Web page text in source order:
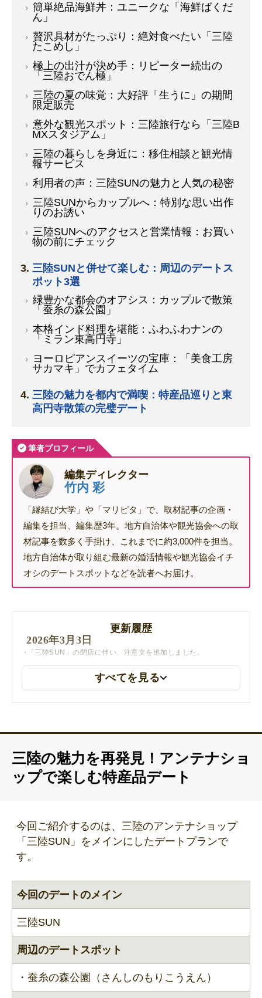
簡単絶品海鮮丼：ユニークな「海鮮ばくだ
ん」
贅沢具材がたっぷり：絶対食べたい「三陸
たこめし」
極上の出汁が決め手：リピーター続出の
「三陸おでん極」
三陸の夏の味覚：大好評「生うに」の期間
限定販売
意外な観光スポット：三陸旅行なら「三陸B
MXスタジアム」
三陸の暮らしを身近に：移住相談と観光情
報サービス
利用者の声：三陸SUNの魅力と人気の秘密
三陸SUNからカップルへ：特別な思い出作
りのお誘い
三陸SUNへのアクセスと営業情報：お買い
物の前にチェック
三陸SUNと併せて楽しむ：周辺のデートス
ポット3選
緑豊かな都会のオアシス：カップルで散策
「蚕糸の森公園」
本格インド料理を堪能：ふわふわナンの
「ミラン東高円寺」
ヨーロピアンスイーツの宝庫：「美食工房
サカマキ」でカフェタイム
三陸の魅力を都内で満喫：特産品巡りと東
高円寺散策の完璧デート
筆者プロフィール
編集ディレクター
竹内 彩
「縁結び大学」や「マリピタ」で、取材記事の企画・
編集を担当、編集歴3年。地方自治体や観光協会への取
材記事を数多く手掛け、これまでに約3,000件を担当。
地方自治体が取り組む最新の婚活情報や観光協会イチ
オシのデートスポットなどを読者へお届け。
更新履歴
2026年3月3日
「三陸SUN」の閉店に伴い、注意文を追加しました。
2025年12月25日すべてを見る
三陸の魅力を再発見！アンテナショ
ップで楽しむ特産品デート
今回ご紹介するのは、三陸のアンテナショップ
「三陸SUN」をメインにしたデートプランで
す。
今回のデートのメイン
三陸SUN
周辺のデートスポット
・蚕糸の森公園（さんしのもりこうえん）